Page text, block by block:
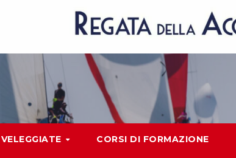
VELEGGIATE CORSI DI FORMAZIONE